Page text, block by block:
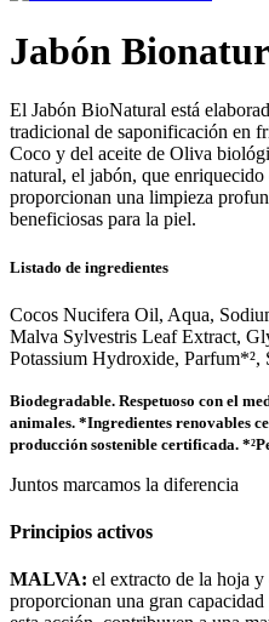
Jabón
El Jabón BioNatural está
tradicional de saponificación en
Coco y del aceite de Oliva
natural, el jabón, que
proporcionan una limpieza
beneficiosas para la piel.
Listado de ingredientes
Cocos Nucifera Oil, Aqua,
Malva Sylvestris Leaf Extract,
Potassium Hydroxide, Parfum*²,
Biodegradable. Respetuoso con el
animales. *Ingredientes renovables
producción sostenible certificada.
Juntos marcamos la diferencia
Principios activos
MALVA: el extracto de la hoja
proporcionan una gran